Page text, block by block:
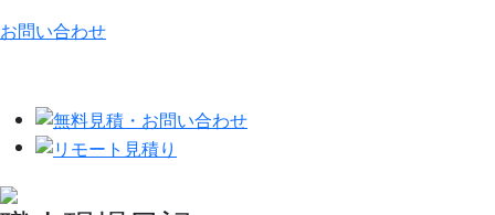
お問い合わせ